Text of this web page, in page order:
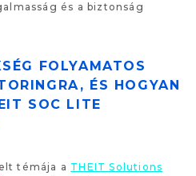
és a biztonság
FOLYAMATOS
ÉS HOGYAN
SOC LITE
témája a THEIT Solutions